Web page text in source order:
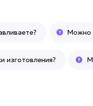
Можно
изготовления?